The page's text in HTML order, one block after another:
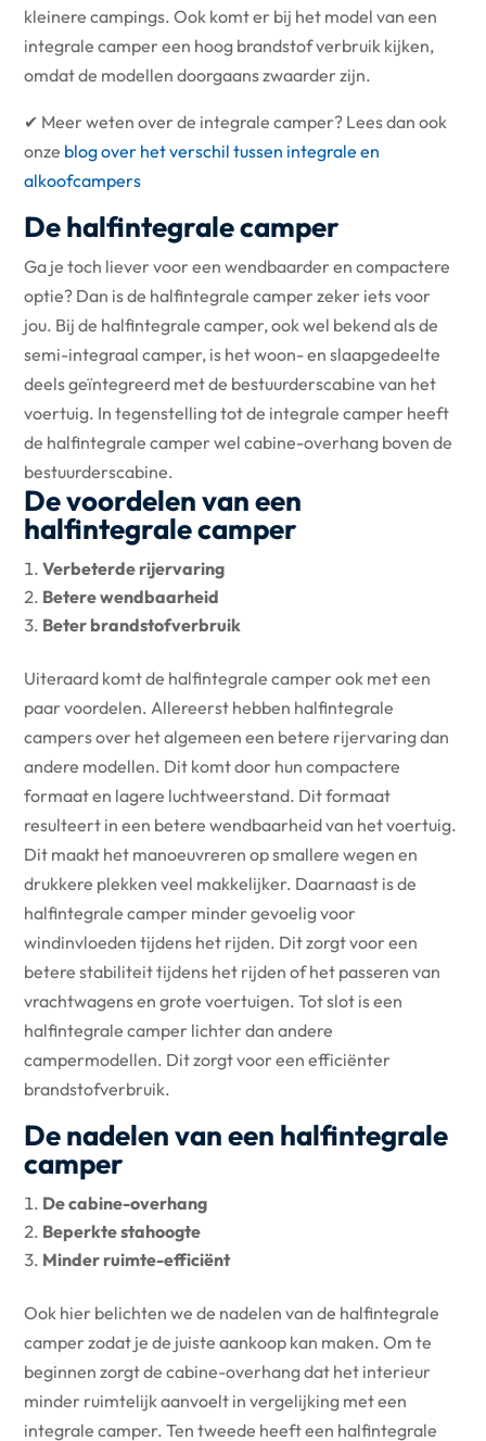
kleinere campings. Ook komt er bij het model van een
integrale camper een hoog brandstof verbruik kijken,
omdat de modellen doorgaans zwaarder zijn.
✔ Meer weten over de integrale camper? Lees dan ook
onze blog over het verschil tussen integrale en
alkoofcampers
De halfintegrale camper
Ga je toch liever voor een wendbaarder en compactere
optie? Dan is de halfintegrale camper zeker iets voor
jou. Bij de halfintegrale camper, ook wel bekend als de
semi-integraal camper, is het woon- en slaapgedeelte
deels geïntegreerd met de bestuurderscabine van het
voertuig. In tegenstelling tot de integrale camper heeft
de halfintegrale camper wel cabine-overhang boven de
bestuurderscabine.
De voordelen van een
halfintegrale camper
Verbeterde rijervaring
Betere wendbaarheid
Beter brandstofverbruik
Uiteraard komt de halfintegrale camper ook met een
paar voordelen. Allereerst hebben halfintegrale
campers over het algemeen een betere rijervaring dan
andere modellen. Dit komt door hun compactere
formaat en lagere luchtweerstand. Dit formaat
resulteert in een betere wendbaarheid van het voertuig.
Dit maakt het manoeuvreren op smallere wegen en
drukkere plekken veel makkelijker. Daarnaast is de
halfintegrale camper minder gevoelig voor
windinvloeden tijdens het rijden. Dit zorgt voor een
betere stabiliteit tijdens het rijden of het passeren van
vrachtwagens en grote voertuigen. Tot slot is een
halfintegrale camper lichter dan andere
campermodellen. Dit zorgt voor een efficiënter
brandstofverbruik.
De nadelen van een halfintegrale
camper
De cabine-overhang
Beperkte stahoogte
Minder ruimte-efficiënt
Ook hier belichten we de nadelen van de halfintegrale
camper zodat je de juiste aankoop kan maken. Om te
beginnen zorgt de cabine-overhang dat het interieur
minder ruimtelijk aanvoelt in vergelijking met een
integrale camper. Ten tweede heeft een halfintegrale